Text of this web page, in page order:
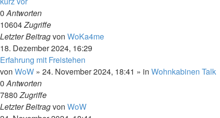
0Antworten
10604Zugriffe
Letzter Beitragvon WoKa4me
18. Dezember 2024, 16:29
Erfahrung mit Freistehen
von WoW » 24. November 2024, 18:41 » in Wohnkabinen Talk
0Antworten
7880Zugriffe
Letzter Beitragvon WoW